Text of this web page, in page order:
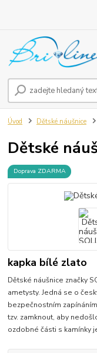
Úvod Dětské náušnice
Dětské
Doprava ZDARMA
kapka bílé zlato
Dětské náušnice značky
ametysty. Jedná se o
bezpečnostním
tzv. zamknout, aby
ozdobné části s kamínky